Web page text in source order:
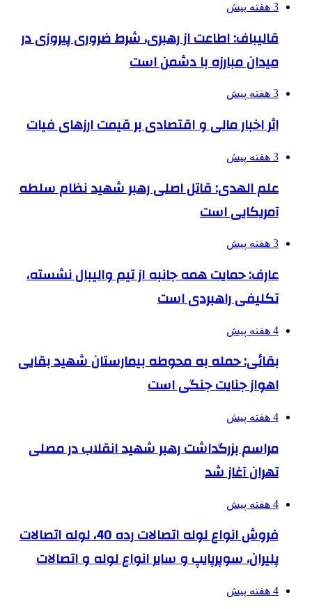
3 هفته پیش
قالیباف: اطاعت از رهبری، شرط ضروری پیروزی در
میدان مبارزه با دشمن است
3 هفته پیش
اثر اخبار مالی و اقتصادی بر قیمت ارزهای فیات
3 هفته پیش
علم الهدی: قاتل اصلی رهبر شهید نظام سلطه
آمریکایی است
3 هفته پیش
عارف: حمایت همه جانبه از تیم والیبال نشسته،
تکلیفی راهبردی است
4 هفته پیش
بقائی: حمله به محوطه بیمارستان شهید بقایی
اهواز جنایت جنگی است
4 هفته پیش
مراسم بزرگداشت رهبر شهید انقلاب در مصلی
تهران آغاز شد
4 هفته پیش
فروش انواع لوله اتصالات رده 40، لوله اتصالات
پلیران، سوپرپایپ و سایر انواع لوله و اتصالات
4 هفته پیش